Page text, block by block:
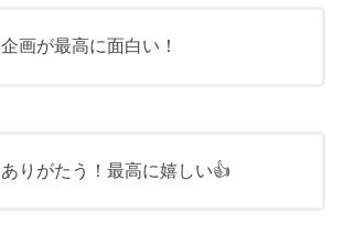
企画が最高に面白い！
ありがたう！最高に嬉しい👍